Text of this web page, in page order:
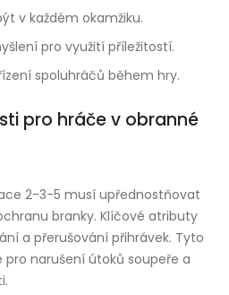
v každém okamžiku.
pro využití příležitostí.
spoluhráčů během hry.
pro hráče v obranné
2-3-5 musí upřednostňovat
branky. Klíčové atributy
a přerušování přihrávek. Tyto
narušení útoků soupeře a